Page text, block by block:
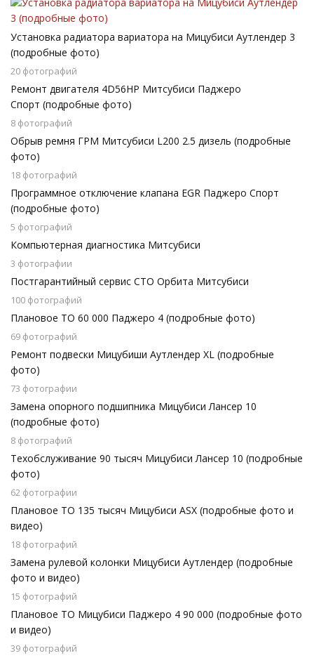
Установка радиатора вариатора на Мицубиси Аутлендер 3
(подробные фото)
20 фотографий
Ремонт двигателя 4D56HP Митсубиси Паджеро
Спорт (подробные фото)
8 фотографий
Обрыв ремня ГРМ Митсубиси L200 2.5 дизель (подробные
фото)
18 фотографий
Программное отключение клапана EGR Паджеро Спорт
(подробные фото)
5 фотографий
Компьютерная диагностика Митсубиси
3 фотографии
Постгарантийный сервис СТО Орбита Митсубиси
100 фотографий
Плановое ТО 60 000 Паджеро 4 (подробные фото)
69 фотографий
Ремонт подвески Мицубиши Аутлендер XL (подробные
фото)
73 фотографии
Замена опорного подшипника Мицубиси Лансер 10
(подробные фото)
8 фотографий
Техобслуживание 90 тысяч Мицубиси Лансер 10 (подробные
фото)
62 фотографии
Плановое ТО 135 тысяч Мицубиси АSХ (подробные фото и
видео)
18 фотографий
Замена рулевой колонки Мицубиси Аутлендер (подробные
фото и видео)
15 фотографий
Плановое ТО Мицубиси Паджеро 4 90 000 (подробные фото
и видео)
39 фотографий